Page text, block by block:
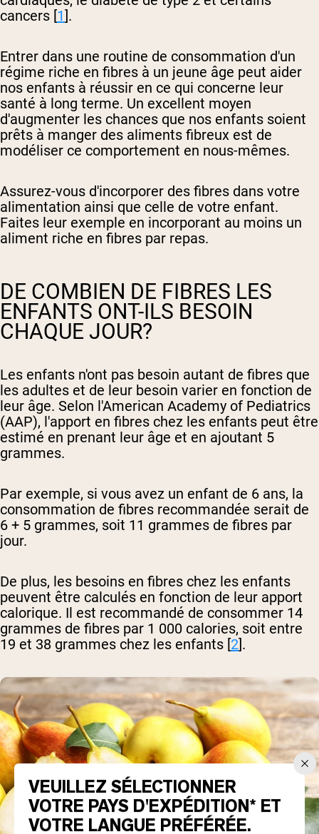
cancers [1].
Entrer dans une routine de consommation d'un
régime riche en fibres à un jeune âge peut aider
nos enfants à réussir en ce qui concerne leur
santé à long terme. Un excellent moyen
d'augmenter les chances que nos enfants soient
prêts à manger des aliments fibreux est de
modéliser ce comportement en nous-mêmes.
Assurez-vous d'incorporer des fibres dans votre
alimentation ainsi que celle de votre enfant.
Faites leur exemple en incorporant au moins un
aliment riche en fibres par repas.
DE COMBIEN DE FIBRES LES
ENFANTS ONT-ILS BESOIN
CHAQUE JOUR?
Les enfants n'ont pas besoin autant de fibres que
les adultes et de leur besoin varier en fonction de
leur âge. Selon l'American Academy of Pediatrics
(AAP), l'apport en fibres chez les enfants peut être
estimé en prenant leur âge et en ajoutant 5
grammes.
Par exemple, si vous avez un enfant de 6 ans, la
consommation de fibres recommandée serait de
6 + 5 grammes, soit 11 grammes de fibres par
jour.
De plus, les besoins en fibres chez les enfants
peuvent être calculés en fonction de leur apport
calorique. Il est recommandé de consommer 14
grammes de fibres par 1 000 calories, soit entre
19 et 38 grammes chez les enfants [2].
VEUILLEZ SÉLECTIONNER
VOTRE PAYS D'EXPÉDITION* ET
VOTRE LANGUE PRÉFÉRÉE.